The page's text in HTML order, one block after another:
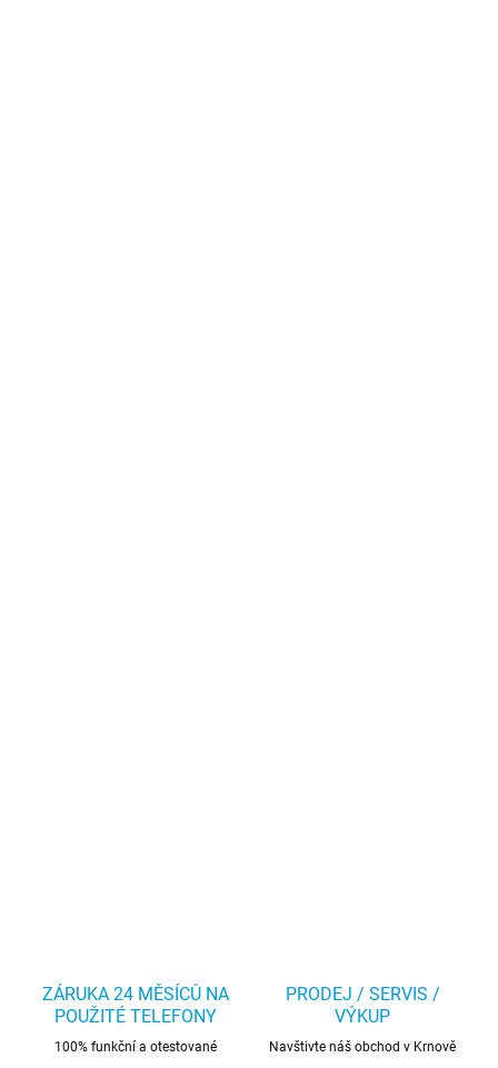
ZÁRUKA 24 MĚSÍCŮ NA
POUŽITÉ TELEFONY
100% funkční a otestované
PRODEJ / SERVIS /
VÝKUP
Navštivte náš obchod v Krnově